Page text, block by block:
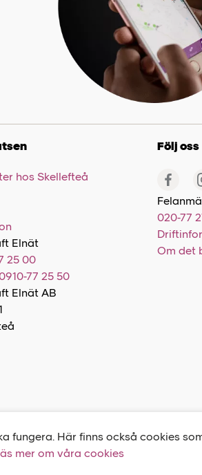
fungera. Här finns också cookies
mer om våra cookies
hos Skellefteå
Elnät
25 00
77 25 50
Elnät AB
Följ oss
020-77
Om det